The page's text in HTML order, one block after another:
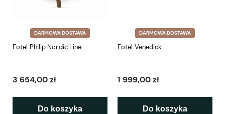
DARMOWA DOSTAWA
Fotel Philip Nordic Line
3 654,00 zł
Do koszyka
DARMOWA DOSTAWA
Fotel Venedick
1 999,00 zł
Do koszyka